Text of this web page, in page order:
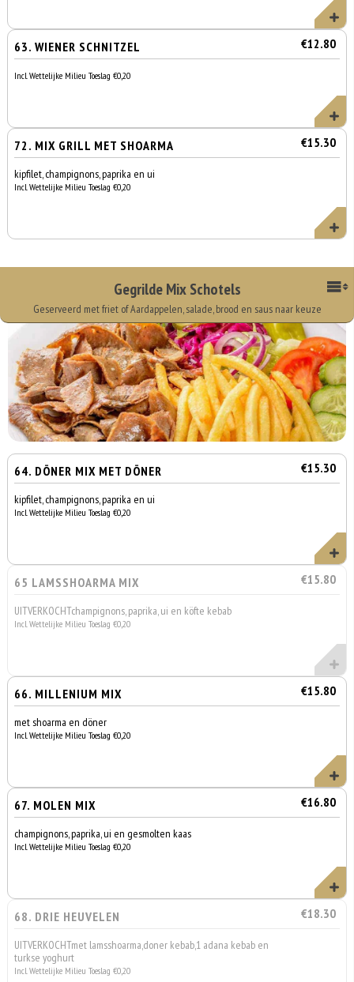
63. WIENER SCHNITZEL €12.80
Incl. Wettelijke Milieu Toeslag €0,20
72. MIX GRILL MET SHOARMA €15.30
kipfilet, champignons, paprika en ui
Incl. Wettelijke Milieu Toeslag €0,20
Gegrilde Mix Schotels
Geserveerd met friet of Aardappelen, salade, brood en saus naar keuze
64. DÖNER MIX MET DÖNER €15.30
kipfilet, champignons, paprika en ui
Incl. Wettelijke Milieu Toeslag €0,20
65 LAMSSHOARMA MIX €15.80
UITVERKOCHTchampignons, paprika, ui en köfte kebab
Incl. Wettelijke Milieu Toeslag €0,20
66. MILLENIUM MIX €15.80
met shoarma en döner
Incl. Wettelijke Milieu Toeslag €0,20
67. MOLEN MIX €16.80
champignons, paprika, ui en gesmolten kaas
Incl. Wettelijke Milieu Toeslag €0,20
68. DRIE HEUVELEN €18.30
UITVERKOCHTmet lamsshoarma,doner kebab,1 adana kebab en
turkse yoghurt
Incl. Wettelijke Milieu Toeslag €0,20